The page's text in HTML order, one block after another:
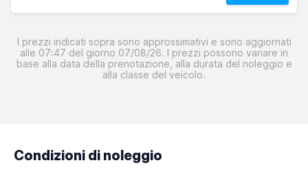
I prezzi indicati sopra sono approssimativi e sono aggiornati
alle 07:47 del giorno 07/08/26. I prezzi possono variare in
base alla data della prenotazione, alla durata del noleggio e
alla classe del veicolo.
Condizioni di noleggio